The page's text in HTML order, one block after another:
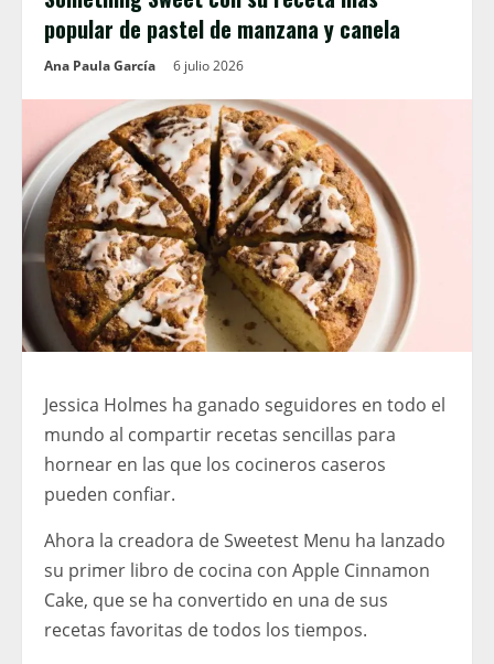
popular de pastel de manzana y canela
Ana Paula García 6 julio 2026
Jessica Holmes ha ganado seguidores en todo el
mundo al compartir recetas sencillas para
hornear en las que los cocineros caseros
pueden confiar.
Ahora la creadora de Sweetest Menu ha lanzado
su primer libro de cocina con Apple Cinnamon
Cake, que se ha convertido en una de sus
recetas favoritas de todos los tiempos.